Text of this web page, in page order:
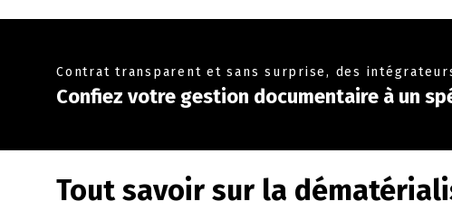
Contrat transparent et sans surprise, des
Confiez votre gestion documentaire à un
Tout savoir sur la